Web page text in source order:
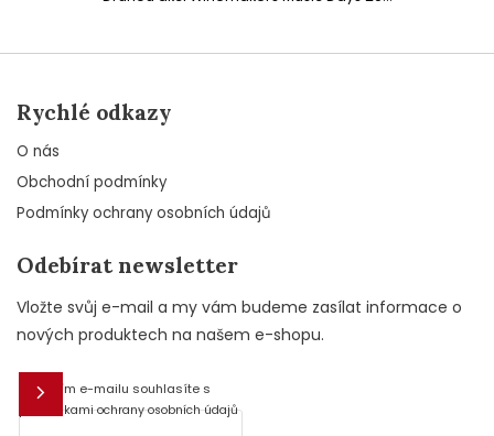
Rychlé odkazy
O nás
Obchodní podmínky
Podmínky ochrany osobních údajů
Odebírat newsletter
Vložte svůj e-mail a my vám budeme zasílat informace o
nových produktech na našem e-shopu.
E-mail
Vložením e-mailu souhlasíte s
podmínkami ochrany osobních údajů